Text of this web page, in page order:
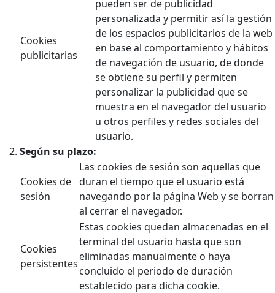
Cookies
publicitarias
pueden ser de publicidad
personalizada y permitir así la gestión
de los espacios publicitarios de la web
en base al comportamiento y hábitos
de navegación de usuario, de donde
se obtiene su perfil y permiten
personalizar la publicidad que se
muestra en el navegador del usuario
u otros perfiles y redes sociales del
usuario.
Según su plazo:
Cookies de
sesión
Las cookies de sesión son aquellas que
duran el tiempo que el usuario está
navegando por la página Web y se borran
al cerrar el navegador.
Cookies
persistentes
Estas cookies quedan almacenadas en el
terminal del usuario hasta que son
eliminadas manualmente o haya
concluido el periodo de duración
establecido para dicha cookie.